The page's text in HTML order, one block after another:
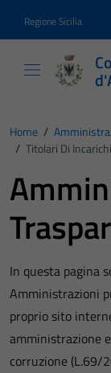
Regione Sicilia
Home /
/ Titolari Di
In questa pagina
Amministrazioni
proprio sito
amministrazione
corruzione (L.69/